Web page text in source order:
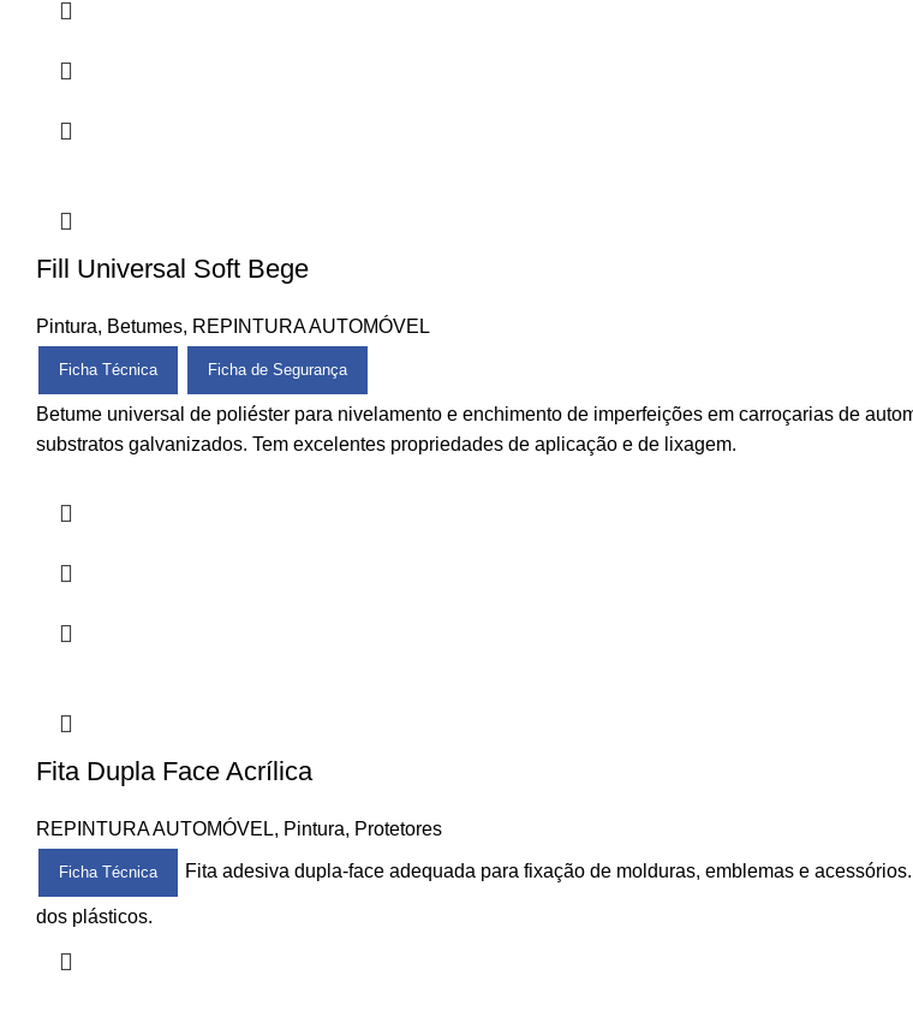
Fill Universal Soft Bege
Pintura, Betumes, REPINTURA AUTOMÓVEL
Ficha Técnica Ficha de Segurança
Betume universal de poliéster para nivelamento e enchimento de imperfeições em carroçarias de
substratos galvanizados. Tem excelentes propriedades de aplicação e de lixagem.
Fita Dupla Face Acrílica
REPINTURA AUTOMÓVEL, Pintura, Protetores
Ficha Técnica Fita adesiva dupla-face adequada para fixação de molduras, emblemas e
dos plásticos.